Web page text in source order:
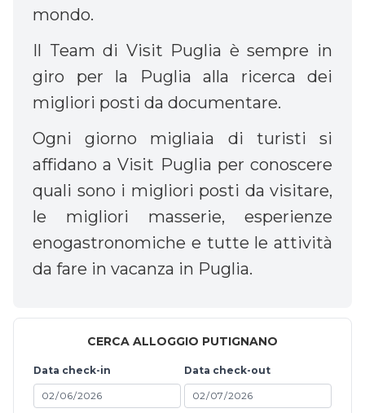
mondo.
Il Team di Visit Puglia è sempre in
giro per la Puglia alla ricerca dei
migliori posti da documentare.
Ogni giorno migliaia di turisti si
affidano a Visit Puglia per conoscere
quali sono i migliori posti da visitare,
le migliori masserie, esperienze
enogastronomiche e tutte le attività
da fare in vacanza in Puglia.
CERCA ALLOGGIO PUTIGNANO
Data check-in Data check-out